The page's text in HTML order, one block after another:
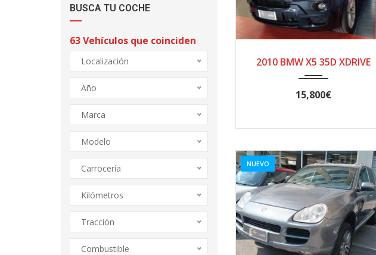
BUSCA TU COCHE
63Vehículos que coinciden
Localización
Año
Marca
Modelo
Carrocería
Kilómetros
Tracción
Combustible
143800
2010 BMW X5 35D XDRIVE
15,800€
NUEVO